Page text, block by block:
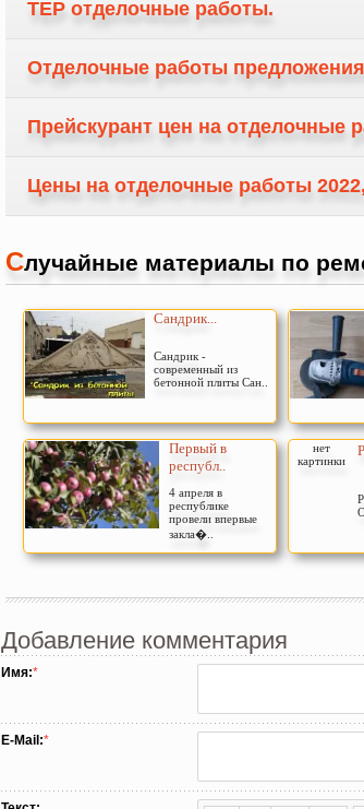
ТЕР отделочные работы.
Отделочные работы
Прейскурант цен на отделочные
Цены на отделочные работы
Случайные материалы по
Сандрик...
Сандрик -
современный из
бетонной плиты Сан..
Первый в
республ..
4 апреля в
республике
провели впервые
закла�..
нет
картинки
Добавление комментария
Имя:*
E-Mail:*